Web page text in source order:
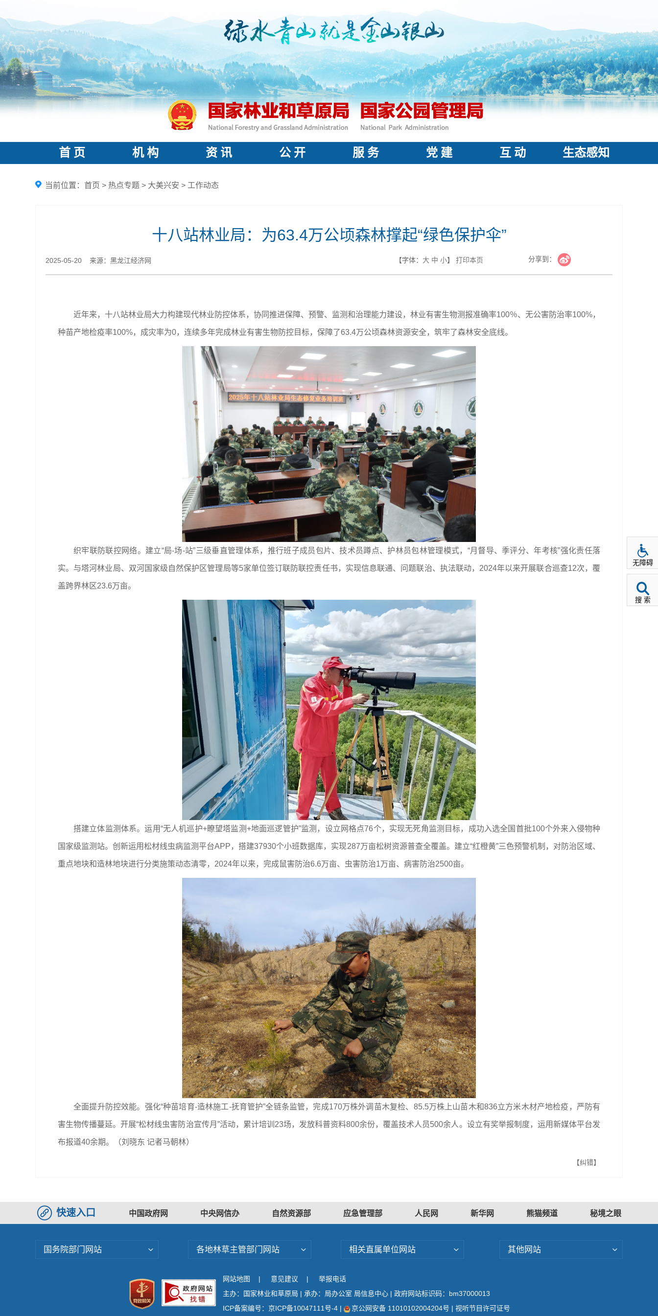
首 页 机 构 资 讯 公 开 服 务 党 建 互 动 生态感知
当前位置： 首页 > 热点专题 > 大美兴安 > 工作动态
十八站林业局：为63.4万公顷森林撑起“绿色保护伞”
2025-05-20 来源：黑龙江经济网 【字体： 大 中 小】 打印本页 分享到：
近年来，十八站林业局大力构建现代林业防控体系，协同推进保障、预警、监测和治理能力建设，林业有害生物测报准确率100％、无公害防治率100%，
种苗产地检疫率100%，成灾率为0，连续多年完成林业有害生物防控目标，保障了63.4万公顷森林资源安全，筑牢了森林安全底线。
织牢联防联控网络。建立“局-场-站”三级垂直管理体系，推行班子成员包片、技术员蹲点、护林员包林管理模式，“月督导、季评分、年考核”强化责任落
实。与塔河林业局、双河国家级自然保护区管理局等5家单位签订联防联控责任书，实现信息联通、问题联治、执法联动，2024年以来开展联合巡查12次，覆
盖跨界林区23.6万亩。
搭建立体监测体系。运用“无人机巡护+瞭望塔监测+地面巡逻管护”监测，设立网格点76个，实现无死角监测目标，成功入选全国首批100个外来入侵物种
国家级监测站。创新运用松材线虫病监测平台APP，搭建37930个小班数据库，实现287万亩松树资源普查全覆盖。建立“红橙黄”三色预警机制，对防治区域、
重点地块和造林地块进行分类施策动态清零，2024年以来，完成鼠害防治6.6万亩、虫害防治1万亩、病害防治2500亩。
全面提升防控效能。强化“种苗培育-造林施工-抚育管护”全链条监管，完成170万株外调苗木复检、85.5万株上山苗木和836立方米木材产地检疫，严防有
害生物传播蔓延。开展“松材线虫害防治宣传月”活动，累计培训23场，发放科普资料800余份，覆盖技术人员500余人。设立有奖举报制度，运用新媒体平台发
布报道40余期。 （刘晓东 记者马朝林）
【纠错】
快速入口 中国政府网 中央网信办 自然资源部 应急管理部 人民网 新华网 熊猫频道 秘境之眼
国务院部门网站 各地林草主管部门网站 相关直属单位网站 其他网站
网站地图 | 意见建议 |
举报电话
主办：国家林业和草原局 | 承办：局办公室 局信息中心 | 政府网站标识码：bm37000013
ICP备案编号：京ICP备10047111号-4 | 京公网安备 11010102004204号 | 视听节目许可证号
无障碍
搜 索